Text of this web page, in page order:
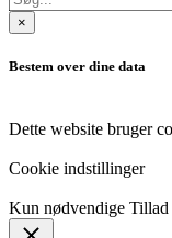
×
Bestem over dine data
Dette website bruger
Cookie indstillinger
Kun nødvendige Tillad